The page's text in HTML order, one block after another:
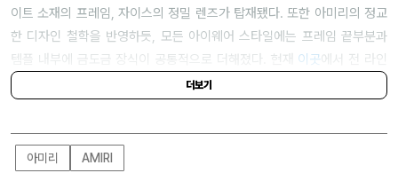
이트 소재의 프레임, 자이스의 정밀 렌즈가 탑재됐다. 또한 아미리의 정교
한 디자인 철학을 반영하듯, 모든 아이웨어 스타일에는 프레임 끝부분과
템플 내부에 금도금 장식이 공통적으로 더해졌다. 현재 이곳에서 전 라인
업을 만나볼 수 있으니 참고할 것.
더보기
아미리 AMIRI